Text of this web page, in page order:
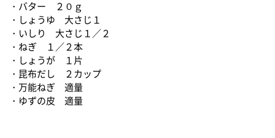
・バター ２０ｇ
・しょうゆ 大さじ１
・いしり 大さじ１／２
・ねぎ １／２本
・しょうが １片
・昆布だし ２カップ
・万能ねぎ 適量
・ゆずの皮 適量